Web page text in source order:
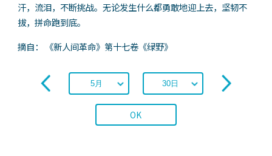
汗，流泪，不断挑战。无论发生什么都勇敢地迎上去，坚韧不
拔，拼命跑到底。
摘自： 《新人间革命》第十七卷《绿野》
OK